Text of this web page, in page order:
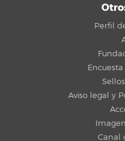
Perfil
Aviso legal y
Canal